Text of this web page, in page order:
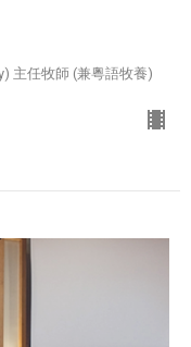
主任牧師 (兼粵語牧養)